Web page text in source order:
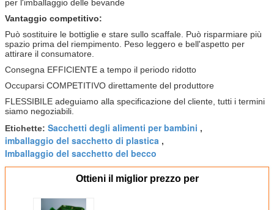
Vantaggio competitivo:
Può sostituire le bottiglie e stare sullo scaffale. Può risparmiare più
spazio prima del riempimento. Peso leggero e bell'aspetto per
attirare il consumatore.
Consegna EFFICIENTE a tempo il periodo ridotto
Occuparsi COMPETITIVO direttamente del produttore
FLESSIBILE adeguiamo alla specificazione del cliente, tutti i termini
siamo negoziabili.
Etichette: Sacchetti degli alimenti per bambini ,
imballaggio del sacchetto di plastica ,
Imballaggio del sacchetto del becco
Ottieni il miglior prezzo per